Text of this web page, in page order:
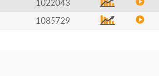
1022043
1085729